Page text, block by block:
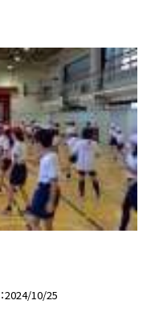
2024/10/25